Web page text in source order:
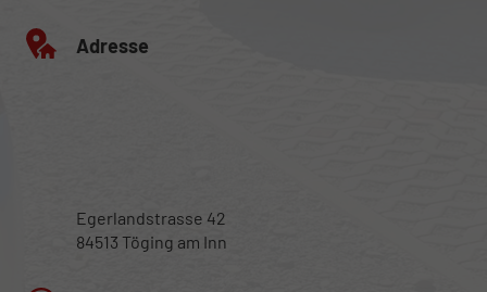
Adresse
Egerlandstrasse 42
84513 Töging am Inn